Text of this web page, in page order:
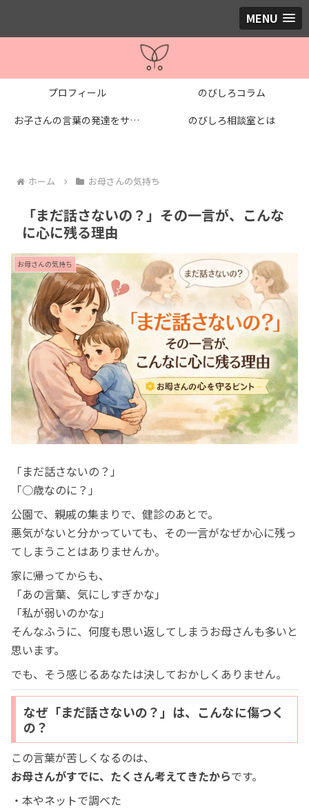
MENU
プロフィール
のびしろコラム
お子さんの言葉の発達をサポートする個別レッスン
のびしろ相談室とは
ホーム お母さんの気持ち
「まだ話さないの？」その一言が、こんな
に心に残る理由
お母さんの気持ち
「まだ話さないの？」
「○歳なのに？」
公園で、親戚の集まりで、健診のあとで。
悪気がないと分かっていても、その一言がなぜか心に残っ
てしまうことはありませんか。
家に帰ってからも、
「あの言葉、気にしすぎかな」
「私が弱いのかな」
そんなふうに、何度も思い返してしまうお母さんも多いと
思います。
でも、そう感じるあなたは決しておかしくありません。
なぜ「まだ話さないの？」は、こんなに傷つく
の？
この言葉が苦しくなるのは、
お母さんがすでに、たくさん考えてきたからです。
・本やネットで調べた